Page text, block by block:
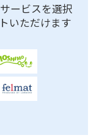
ービスを選択
いただけます